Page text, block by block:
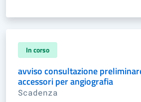
In corso
avviso consultazione
accessori per angiografia
Scadenza